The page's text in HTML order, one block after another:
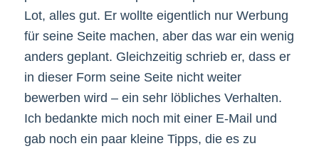
Lot, alles gut. Er wollte eigentlich nur Werbung
für seine Seite machen, aber das war ein wenig
anders geplant. Gleichzeitig schrieb er, dass er
in dieser Form seine Seite nicht weiter
bewerben wird – ein sehr löbliches Verhalten.
Ich bedankte mich noch mit einer E-Mail und
gab noch ein paar kleine Tipps, die es zu